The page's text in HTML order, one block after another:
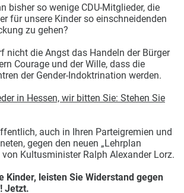
bisher so wenige CDU-Mitglieder, die
für unsere Kinder so einschneidenden
zu gehen?
nicht die Angst das Handeln der Bürger
Courage und der Wille, dass die
der Gender-Indoktrination werden.
in Hessen, wir bitten Sie: Stehen Sie
auch in Ihren Parteigremien und
gegen den neuen „Lehrplan
von Kultusminister Ralph Alexander Lorz.
Kinder, leisten Sie Widerstand gegen
Jetzt.